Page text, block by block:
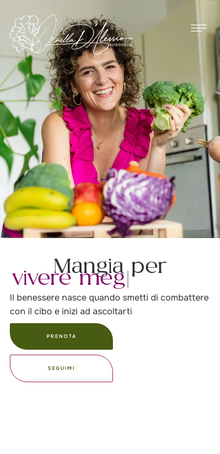
Mangia per
vivere meglio
Il benessere nasce quando smetti di combattere
con il cibo e inizi ad ascoltarti
PRENOTA
SEGUIMI